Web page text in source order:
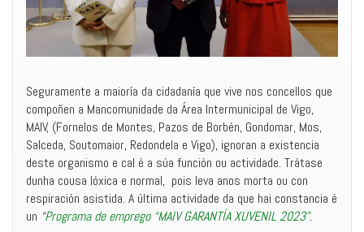
Seguramente a maioría da cidadanía que vive nos concellos que
compoñen a Mancomunidade da Área Intermunicipal de Vigo,
MAIV, (Fornelos de Montes, Pazos de Borbén, Gondomar, Mos,
Salceda, Soutomaior, Redondela e Vigo), ignoran a existencia
deste organismo e cal é a súa función ou actividade. Trátase
dunha cousa lóxica e normal, pois leva anos morta ou con
respiración asistida. A última actividade da que hai constancia é
un “Programa de emprego “MAIV GARANTÍA XUVENIL 2023”.